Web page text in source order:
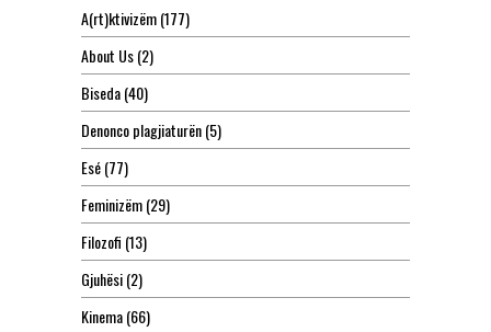
A(rt)ktivizëm(177)
About Us(2)
Biseda(40)
Denonco plagjiaturën(5)
Esé(77)
Feminizëm(29)
Filozofi (13)
Gjuhësi(2)
Kinema(66)